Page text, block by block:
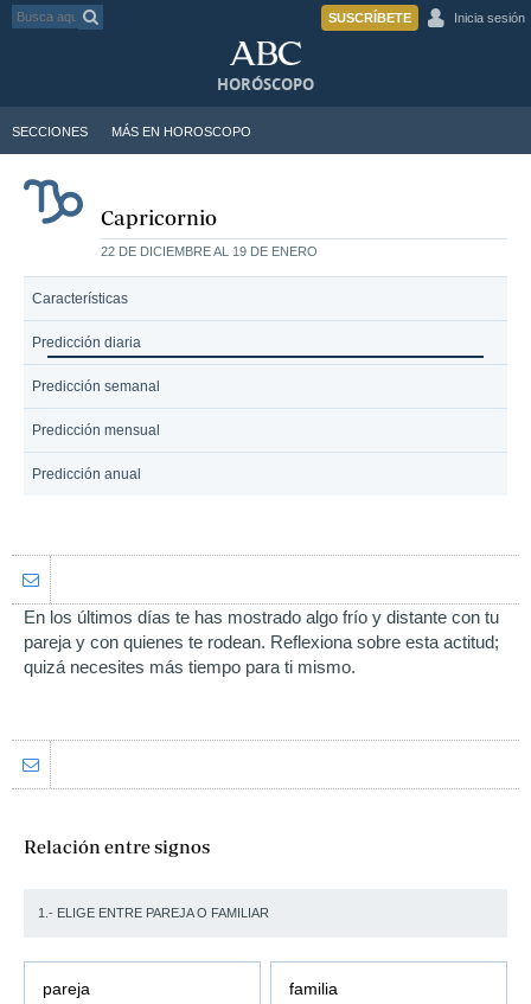
SUSCRÍBETE Inicia sesión
SECCIONES MÁS EN HOROSCOPO
HORÓSCOPO
Capricornio
22 DE DICIEMBRE AL 19 DE ENERO
Características
Predicción diaria
Predicción semanal
Predicción mensual
Predicción anual
En los últimos días te has mostrado algo frío y distante con tu
pareja y con quienes te rodean. Reflexiona sobre esta actitud;
quizá necesites más tiempo para ti mismo.
Relación entre signos
1.- ELIGE ENTRE PAREJA O FAMILIAR
pareja familia